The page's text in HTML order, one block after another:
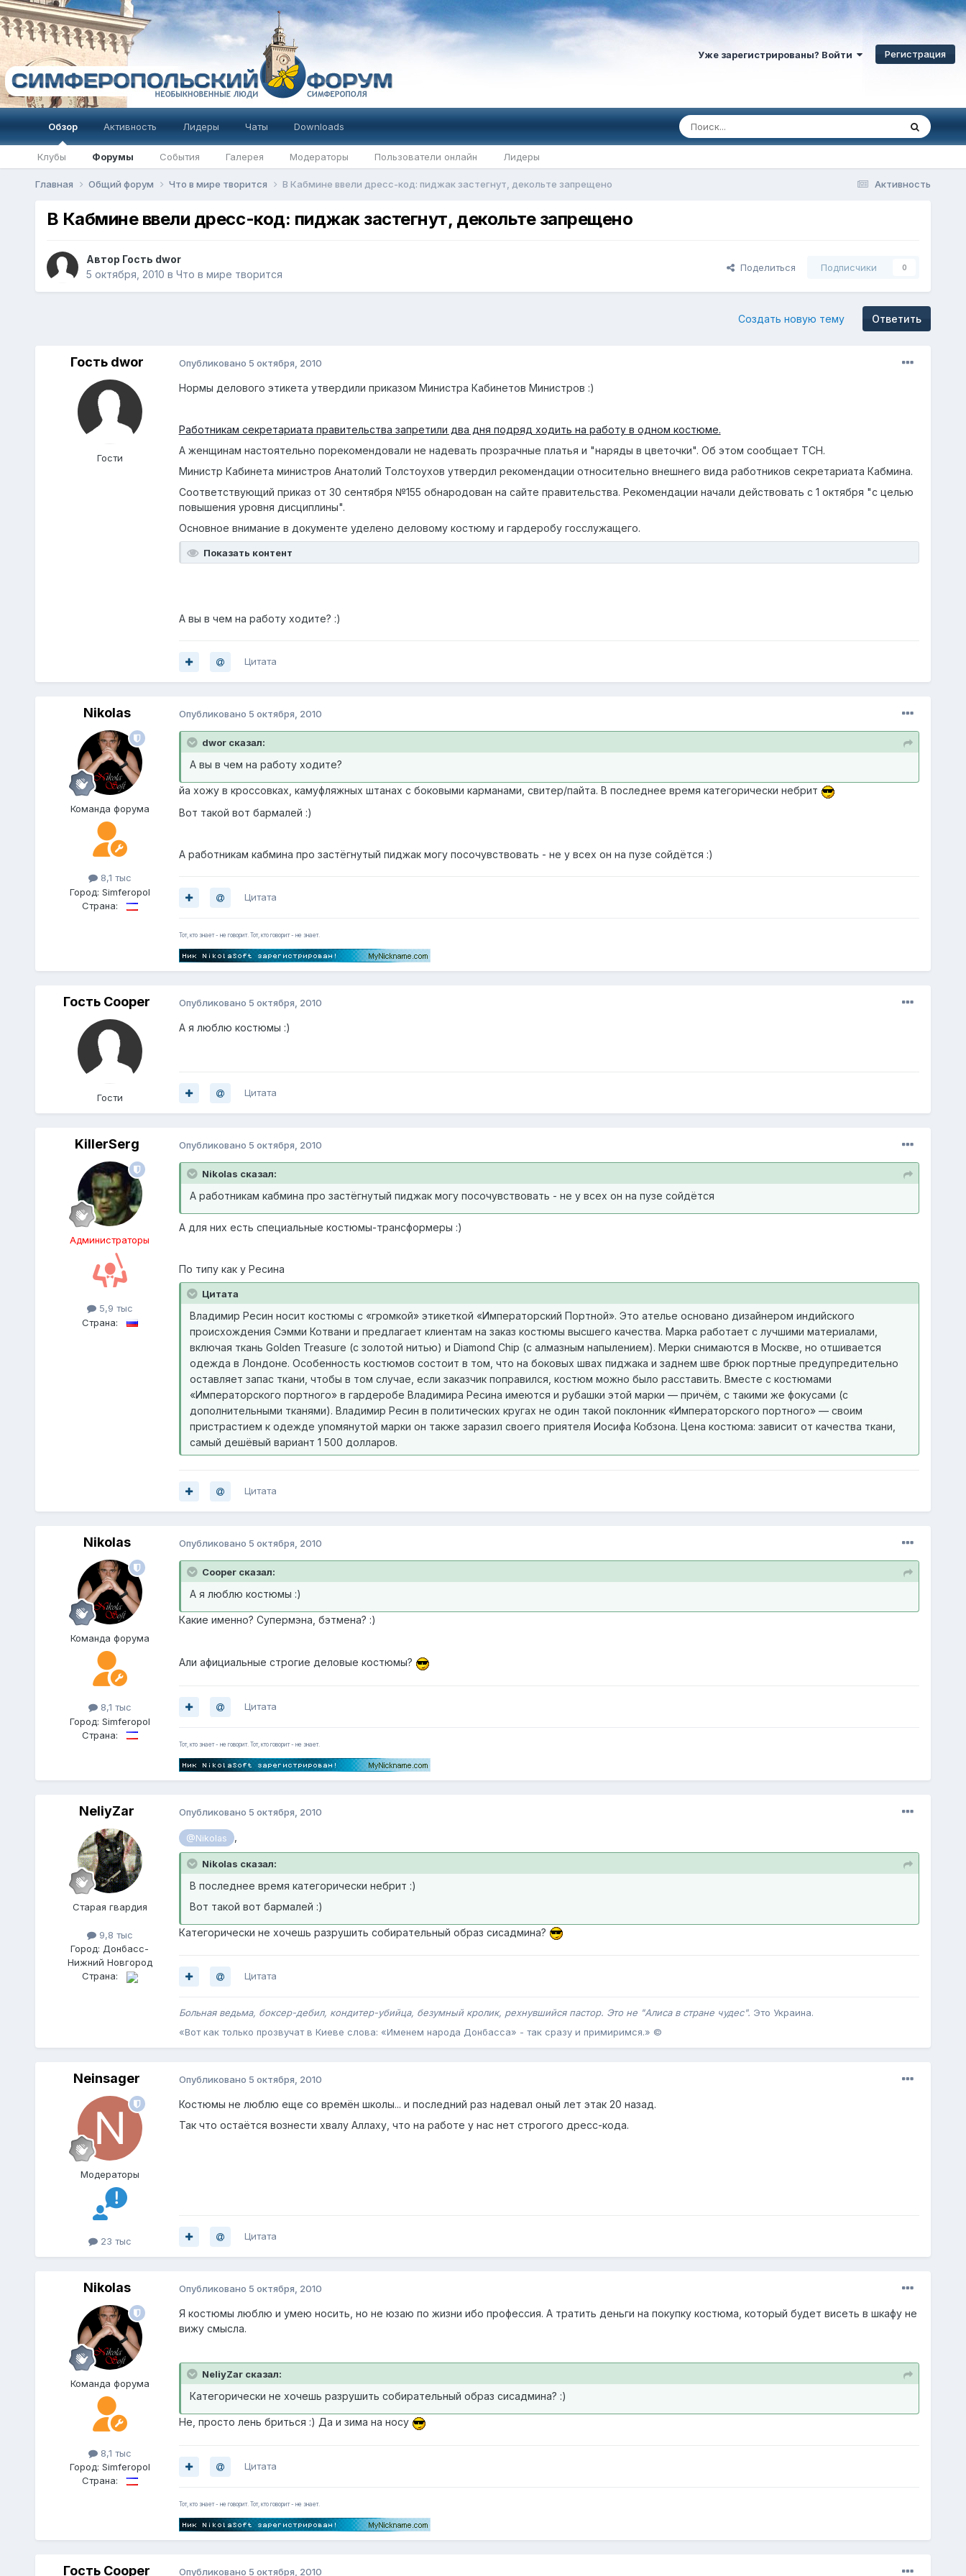
Уже зарегистрированы? Войти Регистрация
Обзор
Клубы Форумы События Галерея Модераторы Пользователи онлайн Лидеры
Активность Лидеры Чаты Downloads
Активность
Главная Общий форум Что в мире творится В Кабмине ввели дресс-код: пиджак застегнут, декольте запрещено
В Кабмине ввели дресс-код: пиджак застегнут, декольте запрещено
Автор Гость dwor
5 октября, 2010 в Что в мире творится
Поделиться Подписчики 0
Ответить
Создать новую тему
Гость dwor
Гости
Опубликовано 5 октября, 2010
Нормы делового этикета утвердили приказом Министра Кабинетов Министров :)
Работникам секретариата правительства запретили два дня подряд ходить на работу в одном костюме.
А женщинам настоятельно порекомендовали не надевать прозрачные платья и "наряды в цветочки". Об этом сообщает ТСН.
Министр Кабинета министров Анатолий Толстоухов утвердил рекомендации относительно внешнего вида работников секретариата Кабмина.
Соответствующий приказ от 30 сентября №155 обнародован на сайте правительства. Рекомендации начали действовать с 1 октября "с целью
повышения уровня дисциплины".
Основное внимание в документе уделено деловому костюму и гардеробу госслужащего.
Показать контент
А вы в чем на работу ходите? :)
Цитата
Nikolas
Команда форума
8,1 тыс
Город: Simferopol
Страна:
Опубликовано 5 октября, 2010
dwor сказал:
А вы в чем на работу ходите?
йа хожу в кроссовках, камуфляжных штанах с боковыми карманами, свитер/пайта. В последнее время категорически небрит
Вот такой вот бармалей :)
А работникам кабмина про застёгнутый пиджак могу посочувствовать - не у всех он на пузе сойдётся :)
Цитата
Тот, кто знает - не говорит. Тот, кто говорит - не знает.
Гость Cooper
Гости
Опубликовано 5 октября, 2010
А я люблю костюмы :)
Цитата
KillerSerg
Администраторы
5,9 тыс
Страна:
Опубликовано 5 октября, 2010
Nikolas сказал:
А работникам кабмина про застёгнутый пиджак могу посочувствовать - не у всех он на пузе сойдётся
А для них есть специальные костюмы-трансформеры :)
По типу как у Ресина
Цитата
Владимир Ресин носит костюмы с «громкой» этикеткой «Императорский Портной». Это ателье основано дизайнером индийского
происхождения Сэмми Котвани и предлагает клиентам на заказ костюмы высшего качества. Марка работает с лучшими материалами,
включая ткань Golden Treasure (с золотой нитью) и Diamond Chip (с алмазным напылением). Мерки снимаются в Москве, но отшивается
одежда в Лондоне. Особенность костюмов состоит в том, что на боковых швах пиджака и заднем шве брюк портные предупредительно
оставляет запас ткани, чтобы в том случае, если заказчик поправился, костюм можно было расставить. Вместе с костюмами
«Императорского портного» в гардеробе Владимира Ресина имеются и рубашки этой марки — причём, с такими же фокусами (с
дополнительными тканями). Владимир Ресин в политических кругах не один такой поклонник «Императорского портного» — своим
пристрастием к одежде упомянутой марки он также заразил своего приятеля Иосифа Кобзона. Цена костюма: зависит от качества ткани,
самый дешёвый вариант 1 500 долларов.
Цитата
Nikolas
Команда форума
8,1 тыс
Город: Simferopol
Страна:
Опубликовано 5 октября, 2010
Cooper сказал:
А я люблю костюмы :)
Какие именно? Супермэна, бэтмена? :)
Али афициальные строгие деловые костюмы?
Цитата
Тот, кто знает - не говорит. Тот, кто говорит - не знает.
NeliyZar
Старая гвардия
9,8 тыс
Город:Донбасс-
Нижний Новгород
Страна:
Опубликовано 5 октября, 2010
@Nikolas ,
Nikolas сказал:
В последнее время категорически небрит :)
Вот такой вот бармалей :)
Категорически не хочешь разрушить собирательный образ сисадмина?
Цитата
Больная ведьма, боксер-дебил, кондитер-убийца, безумный кролик, рехнувшийся пастор. Это не "Алиса в стране чудес". Это Украина .
«Вот как только прозвучат в Киеве слова: «Именем народа Донбасса» - так сразу и примиримся.» ©
Neinsager
Модераторы
23 тыс
Опубликовано 5 октября, 2010
Костюмы не люблю еще со времён школы... и последний раз надевал оный лет этак 20 назад.
Так что остаётся вознести хвалу Аллаху, что на работе у нас нет строгого дресс-кода.
Цитата
Nikolas
Команда форума
8,1 тыс
Город: Simferopol
Страна:
Опубликовано 5 октября, 2010
Я костюмы люблю и умею носить, но не юзаю по жизни ибо профессия. А тратить деньги на покупку костюма, который будет висеть в шкафу не
вижу смысла.
NeliyZar сказал:
Категорически не хочешь разрушить собирательный образ сисадмина? :)
Не, просто лень бриться :) Да и зима на носу
Цитата
Тот, кто знает - не говорит. Тот, кто говорит - не знает.
Гость Cooper Опубликовано 5 октября, 2010